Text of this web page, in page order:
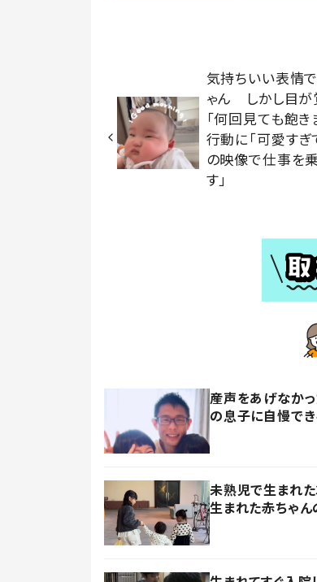
気持ちいい表情
ゃん しかし目
「何回見ても飽
行動に「可愛すぎ
の映像で仕事を
す」
産声をあげなか
の息子に自慢でき
未熟児で生まれ
生まれた赤ちゃ